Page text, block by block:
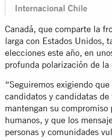
Internacional Chile
Canadá, que comparte la
larga con Estados Unidos,
elecciones este año, en
profunda polarización de
“Seguiremos exigiendo
candidatos y candidatas de
mantengan su compromiso
humanos, y que los
personas y comunidades